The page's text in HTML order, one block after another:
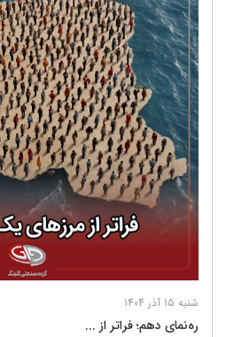
شنبه 15 آذر 1404
ره‌نمای دهم؛ فراتر از ...